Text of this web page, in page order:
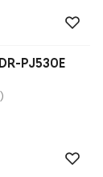
PJ530E